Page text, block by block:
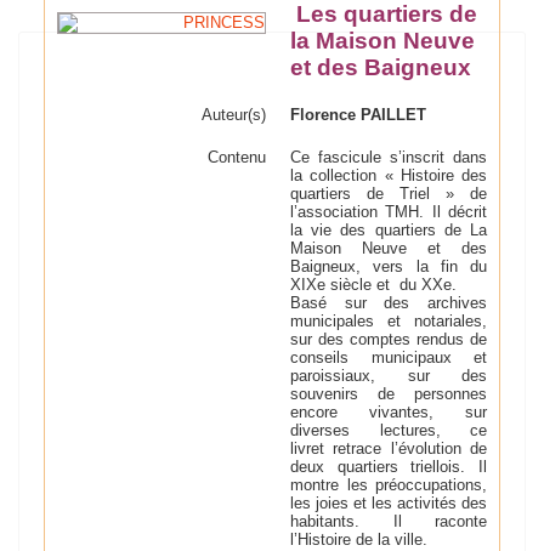
Les quartiers de
la Maison Neuve
et des Baigneux
Auteur(s) Florence PAILLET
Contenu
Ce fascicule s’inscrit dans
la collection « Histoire des
quartiers de Triel » de
l’association TMH. Il décrit
la vie des quartiers de La
Maison Neuve et des
Baigneux, vers la fin du
XIXe siècle et du XXe.
Basé sur des archives
municipales et notariales,
sur des comptes rendus de
conseils municipaux et
paroissiaux, sur des
souvenirs de personnes
encore vivantes, sur
diverses lectures, ce
livret retrace l’évolution de
deux quartiers triellois. Il
montre les préoccupations,
les joies et les activités des
habitants. Il raconte
l’Histoire de la ville.